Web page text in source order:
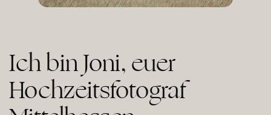
Ich bin Joni, euer
Hochzeitsfotograf